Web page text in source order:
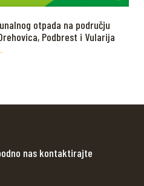
otpada na području
Podbrest i Vularija
nas kontaktirajte